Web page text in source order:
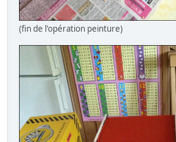
(fin de l'opération peinture)